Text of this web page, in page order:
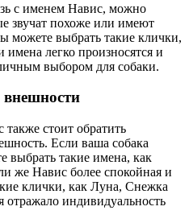
с именем Навис, можно
звучат похоже или имеют
можете выбрать такие клички,
легко произносятся и
выбором для собаки.
стоит обратить
Если ваша собака
выбрать такие имена, как
же Навис более спокойная и
клички, как Луна, Снежка
индивидуальность